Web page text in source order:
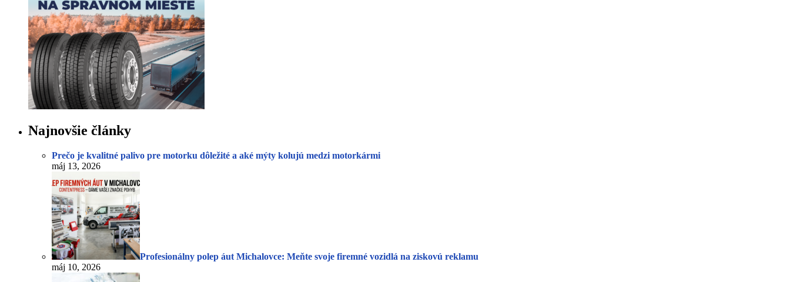
Najnovšie články
Prečo je kvalitné palivo pre motorku dôležité a aké mýty kolujú medzi motorkármi
máj 13, 2026
Profesionálny polep áut Michalovce: Meňte svoje firemné vozidlá na ziskovú reklamu
máj 10, 2026